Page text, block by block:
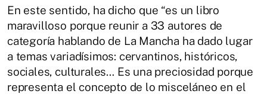
En este sentido, ha dicho que “es un libro
maravilloso porque reunir a 33 autores de
categoría hablando de La Mancha ha dado lugar
a temas variadísimos: cervantinos, históricos,
sociales, culturales… Es una preciosidad porque
representa el concepto de lo misceláneo en el